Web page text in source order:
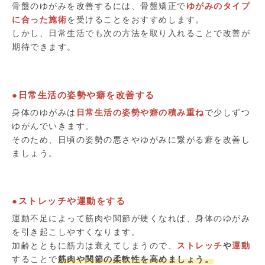
骨盤のゆがみを改善するには、骨盤矯正でゆがみのタイプ
に合った施術を受けることをおすすめします。
しかし、日常生活でも次の方法を取り入れることで改善が
期待できます。
●日常生活の姿勢や癖を改善する
身体のゆがみは 日常生活の姿勢や癖の積み重ねで少しずつ
ゆがんでいきます。
そのため、日頃の姿勢の悪さやゆがみに繋がる癖を改善し
ましょう。
●ストレッチや運動をする
運動不足によって筋肉や関節が硬くなれば、身体のゆがみ
を引き起こしやすくなります。
加齢とともに筋力は衰えてしまうので、
ストレッチや運動
することで筋肉や関節の柔軟性を高めましょう。